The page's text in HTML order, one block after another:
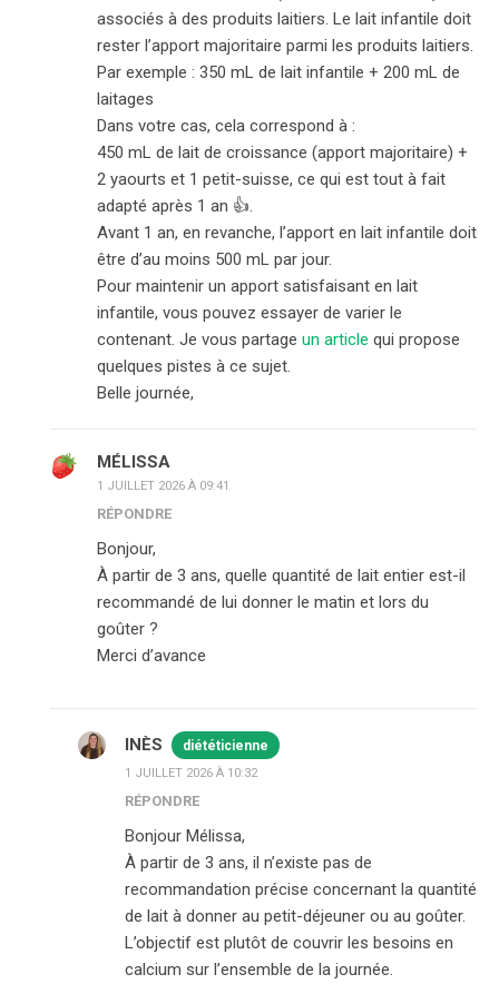
associés à des produits laitiers. Le lait infantile doit
rester l’apport majoritaire parmi les produits laitiers.
Par exemple : 350 mL de lait infantile + 200 mL de
laitages
Dans votre cas, cela correspond à :
450 mL de lait de croissance (apport majoritaire) +
2 yaourts et 1 petit-suisse, ce qui est tout à fait
adapté après 1 an 👍.
Avant 1 an, en revanche, l’apport en lait infantile doit
être d’au moins 500 mL par jour.
Pour maintenir un apport satisfaisant en lait
infantile, vous pouvez essayer de varier le
contenant. Je vous partage un article qui propose
quelques pistes à ce sujet.
Belle journée,
MÉLISSA
1 JUILLET 2026 À 09:41
RÉPONDRE
Bonjour,
À partir de 3 ans, quelle quantité de lait entier est-il
recommandé de lui donner le matin et lors du
goûter ?
Merci d’avance
INÈS diététicienne
1 JUILLET 2026 À 10:32
RÉPONDRE
Bonjour Mélissa,
À partir de 3 ans, il n’existe pas de
recommandation précise concernant la quantité
de lait à donner au petit-déjeuner ou au goûter.
L’objectif est plutôt de couvrir les besoins en
calcium sur l’ensemble de la journée.